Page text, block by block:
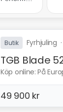
Butik Fyrhjuling
TGB Blade
Köp online: På
49 900 kr